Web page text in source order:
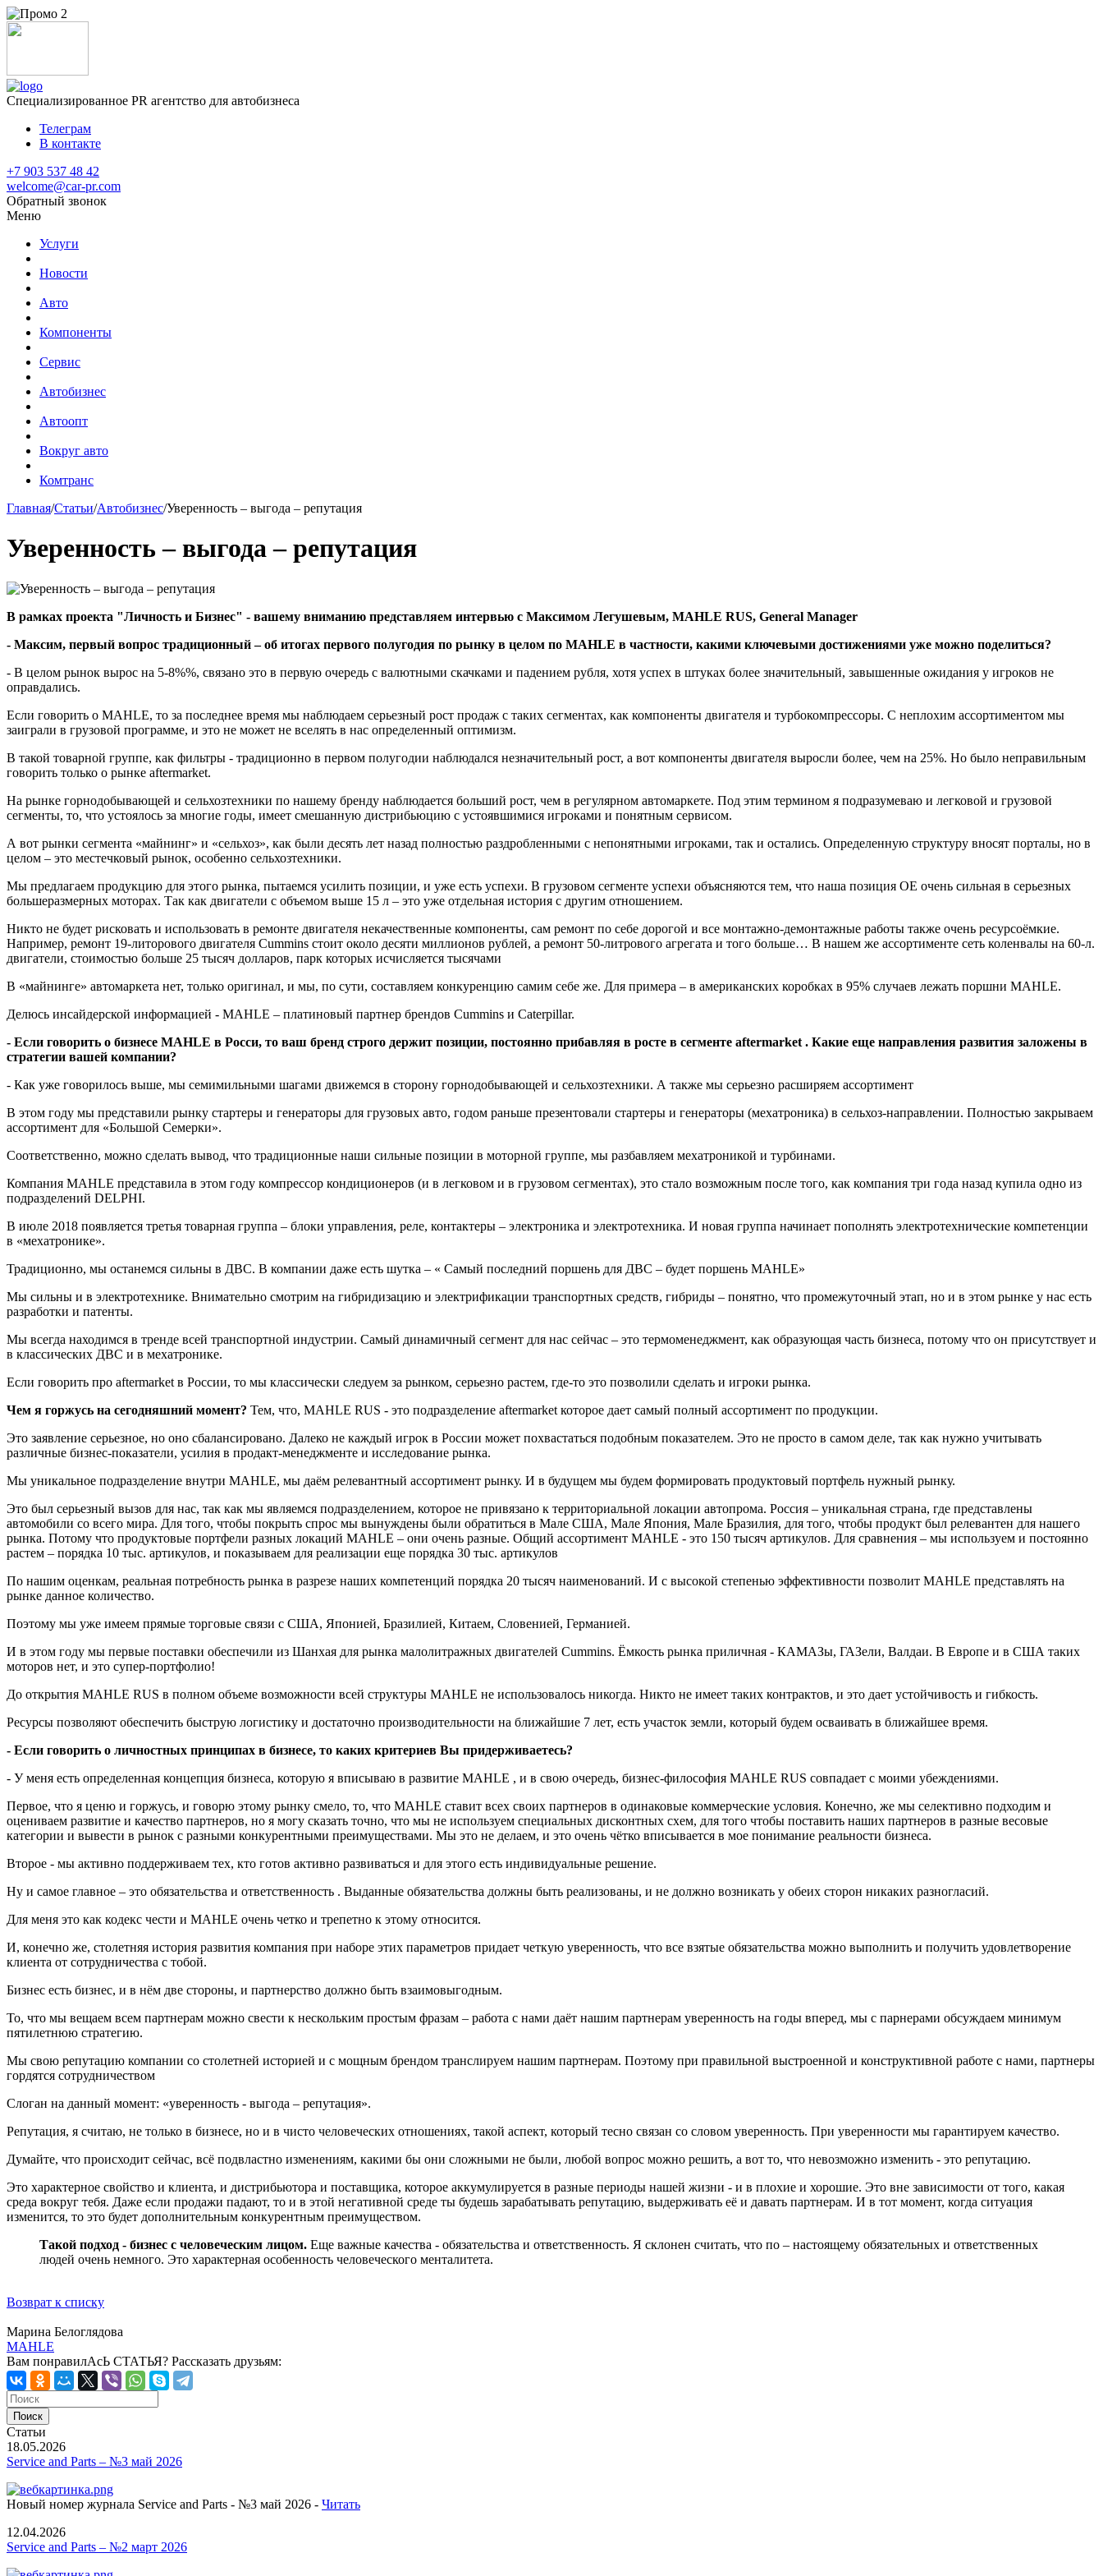
Специализированное PR агентство для автобизнеса
Телеграм
В контакте
+7 903 537 48 42
welcome@car-pr.com
Обратный звонок
Меню
Услуги
Новости
Авто
Компоненты
Сервис
Автобизнес
Автоопт
Вокруг авто
Комтранс
Главная/Статьи/Автобизнес/Уверенность – выгода – репутация
Уверенность – выгода – репутация
В рамках проекта "Личность и Бизнес" - вашему вниманию представляем интервью с Максимом Легушевым, MAHLE RUS, General Manager
- Максим, первый вопрос традиционный – об итогах первого полугодия по рынку в целом по MAHLE в частности, какими ключевыми достижениями уже можно поделиться?
- В целом рынок вырос на 5-8%%, связано это в первую очередь с валютными скачками и падением рубля, хотя успех в штуках более значительный, завышенные ожидания у игроков не
оправдались.
Если говорить о MAHLE, то за последнее время мы наблюдаем серьезный рост продаж с таких сегментах, как компоненты двигателя и турбокомпрессоры. С неплохим ассортиментом мы
заиграли в грузовой программе, и это не может не вселять в нас определенный оптимизм.
В такой товарной группе, как фильтры - традиционно в первом полугодии наблюдался незначительный рост, а вот компоненты двигателя выросли более, чем на 25%. Но было неправильным
говорить только о рынке aftermarket.
На рынке горнодобывающей и сельхозтехники по нашему бренду наблюдается больший рост, чем в регулярном автомаркете. Под этим термином я подразумеваю и легковой и грузовой
сегменты, то, что устоялось за многие годы, имеет смешанную дистрибьюцию с устоявшимися игроками и понятным сервисом.
А вот рынки сегмента «майнинг» и «сельхоз», как были десять лет назад полностью раздробленными с непонятными игроками, так и остались. Определенную структуру вносят порталы, но в
целом – это местечковый рынок, особенно сельхозтехники.
Мы предлагаем продукцию для этого рынка, пытаемся усилить позиции, и уже есть успехи. В грузовом сегменте успехи объясняются тем, что наша позиция ОЕ очень сильная в серьезных
большеразмерных моторах. Так как двигатели с объемом выше 15 л – это уже отдельная история с другим отношением.
Никто не будет рисковать и использовать в ремонте двигателя некачественные компоненты, сам ремонт по себе дорогой и все монтажно-демонтажные работы также очень ресурсоёмкие.
Например, ремонт 19-литорового двигателя Cummins стоит около десяти миллионов рублей, а ремонт 50-литрового агрегата и того больше… В нашем же ассортименте сеть коленвалы на 60-л.
двигатели, стоимостью больше 25 тысяч долларов, парк которых исчисляется тысячами
В «майнинге» автомаркета нет, только оригинал, и мы, по сути, составляем конкуренцию самим себе же. Для примера – в американских коробках в 95% случаев лежать поршни MAHLE.
Делюсь инсайдерской информацией - MAHLE – платиновый партнер брендов Cummins и Caterpillar.
- Если говорить о бизнесе MAHLE в Росси, то ваш бренд строго держит позиции, постоянно прибавляя в росте в сегменте aftermarket . Какие еще направления развития заложены в
стратегии вашей компании?
- Как уже говорилось выше, мы семимильными шагами движемся в сторону горнодобывающей и сельхозтехники. А также мы серьезно расширяем ассортимент
В этом году мы представили рынку стартеры и генераторы для грузовых авто, годом раньше презентовали стартеры и генераторы (мехатроника) в сельхоз-направлении. Полностью закрываем
ассортимент для «Большой Семерки».
Соответственно, можно сделать вывод, что традиционные наши сильные позиции в моторной группе, мы разбавляем мехатроникой и турбинами.
Компания MAHLE представила в этом году компрессор кондиционеров (и в легковом и в грузовом сегментах), это стало возможным после того, как компания три года назад купила одно из
подразделений DELPHI.
В июле 2018 появляется третья товарная группа – блоки управления, реле, контактеры – электроника и электротехника. И новая группа начинает пополнять электротехнические компетенции
в «мехатронике».
Традиционно, мы останемся сильны в ДВС. В компании даже есть шутка – « Самый последний поршень для ДВС – будет поршень MAHLE»
Мы сильны и в электротехнике. Внимательно смотрим на гибридизацию и электрификации транспортных средств, гибриды – понятно, что промежуточный этап, но и в этом рынке у нас есть
разработки и патенты.
Мы всегда находимся в тренде всей транспортной индустрии. Самый динамичный сегмент для нас сейчас – это термоменеджмент, как образующая часть бизнеса, потому что он присутствует и
в классических ДВС и в мехатронике.
Если говорить про aftermarket в России, то мы классически следуем за рынком, серьезно растем, где-то это позволили сделать и игроки рынка.
Чем я горжусь на сегодняшний момент? Тем, что, MAHLE RUS - это подразделение aftermarket которое дает самый полный ассортимент по продукции.
Это заявление серьезное, но оно сбалансировано. Далеко не каждый игрок в России может похвастаться подобным показателем. Это не просто в самом деле, так как нужно учитывать
различные бизнес-показатели, усилия в продакт-менеджменте и исследование рынка.
Мы уникальное подразделение внутри MAHLE, мы даём релевантный ассортимент рынку. И в будущем мы будем формировать продуктовый портфель нужный рынку.
Это был серьезный вызов для нас, так как мы являемся подразделением, которое не привязано к территориальной локации автопрома. Россия – уникальная страна, где представлены
автомобили со всего мира. Для того, чтобы покрыть спрос мы вынуждены были обратиться в Мале США, Мале Япония, Мале Бразилия, для того, чтобы продукт был релевантен для нашего
рынка. Потому что продуктовые портфели разных локаций MAHLE – они очень разные. Общий ассортимент MAHLE - это 150 тысяч артикулов. Для сравнения – мы используем и постоянно
растем – порядка 10 тыс. артикулов, и показываем для реализации еще порядка 30 тыс. артикулов
По нашим оценкам, реальная потребность рынка в разрезе наших компетенций порядка 20 тысяч наименований. И с высокой степенью эффективности позволит MAHLE представлять на
рынке данное количество.
Поэтому мы уже имеем прямые торговые связи с США, Японией, Бразилией, Китаем, Словенией, Германией.
И в этом году мы первые поставки обеспечили из Шанхая для рынка малолитражных двигателей Cummins. Ёмкость рынка приличная - КАМАЗы, ГАЗели, Валдаи. В Европе и в США таких
моторов нет, и это супер-портфолио!
До открытия MAHLE RUS в полном объеме возможности всей структуры MAHLE не использовалось никогда. Никто не имеет таких контрактов, и это дает устойчивость и гибкость.
Ресурсы позволяют обеспечить быструю логистику и достаточно производительности на ближайшие 7 лет, есть участок земли, который будем осваивать в ближайшее время.
- Если говорить о личностных принципах в бизнесе, то каких критериев Вы придерживаетесь?
- У меня есть определенная концепция бизнеса, которую я вписываю в развитие MAHLE , и в свою очередь, бизнес-философия MAHLE RUS совпадает с моими убеждениями.
Первое, что я ценю и горжусь, и говорю этому рынку смело, то, что MAHLE ставит всех своих партнеров в одинаковые коммерческие условия. Конечно, же мы селективно подходим и
оцениваем развитие и качество партнеров, но я могу сказать точно, что мы не используем специальных дисконтных схем, для того чтобы поставить наших партнеров в разные весовые
категории и вывести в рынок с разными конкурентными преимуществами. Мы это не делаем, и это очень чётко вписывается в мое понимание реальности бизнеса.
Второе - мы активно поддерживаем тех, кто готов активно развиваться и для этого есть индивидуальные решение.
Ну и самое главное – это обязательства и ответственность . Выданные обязательства должны быть реализованы, и не должно возникать у обеих сторон никаких разногласий.
Для меня это как кодекс чести и MAHLE очень четко и трепетно к этому относится.
И, конечно же, столетняя история развития компания при наборе этих параметров придает четкую уверенность, что все взятые обязательства можно выполнить и получить удовлетворение
клиента от сотрудничества с тобой.
Бизнес есть бизнес, и в нём две стороны, и партнерство должно быть взаимовыгодным.
То, что мы вещаем всем партнерам можно свести к нескольким простым фразам – работа с нами даёт нашим партнерам уверенность на годы вперед, мы с парнерами обсуждаем минимум
пятилетнюю стратегию.
Мы свою репутацию компании со столетней историей и с мощным брендом транслируем нашим партнерам. Поэтому при правильной выстроенной и конструктивной работе с нами, партнеры
гордятся сотрудничеством
Слоган на данный момент: «уверенность - выгода – репутация».
Репутация, я считаю, не только в бизнесе, но и в чисто человеческих отношениях, такой аспект, который тесно связан со словом уверенность. При уверенности мы гарантируем качество.
Думайте, что происходит сейчас, всё подвластно изменениям, какими бы они сложными не были, любой вопрос можно решить, а вот то, что невозможно изменить - это репутацию.
Это характерное свойство и клиента, и дистрибьютора и поставщика, которое аккумулируется в разные периоды нашей жизни - и в плохие и хорошие. Это вне зависимости от того, какая
среда вокруг тебя. Даже если продажи падают, то и в этой негативной среде ты будешь зарабатывать репутацию, выдерживать её и давать партнерам. И в тот момент, когда ситуация
изменится, то это будет дополнительным конкурентным преимуществом.
Такой подход - бизнес с человеческим лицом. Еще важные качества - обязательства и ответственность. Я склонен считать, что по – настоящему обязательных и ответственных
людей очень немного. Это характерная особенность человеческого менталитета.
Возврат к списку
Марина Белоглядова
MAHLE
Вам понравилАсЬ СТАТЬЯ? Рассказать друзьям:
Статьи
18.05.2026
Service and Parts – №3 май 2026
Новый номер журнала Service and Parts - №3 май 2026 - Читать
12.04.2026
Service and Parts – №2 март 2026